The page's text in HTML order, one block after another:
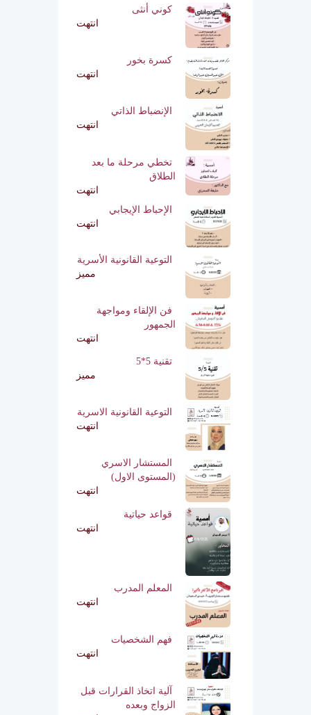
كوني أنثى
انتهت
كسرة بخور
انتهت
الإنضباط الذاتي
انتهت
تخطي مرحلة ما بعد
الطلاق
انتهت
الإحباط الإيجابي
انتهت
التوعية القانونية الأسرية
مميز
فن الإلقاء ومواجهة
الجمهور
انتهت
تقنية 5*5
مميز
التوعية القانونية الاسرية
انتهت
المستشار الاسري
(المستوى الاول)
انتهت
قواعد حياتية
انتهت
المعلم المدرب
انتهت
فهم الشخصيات
انتهت
آلية اتخاذ القرارات قبل
الزواج وبعده